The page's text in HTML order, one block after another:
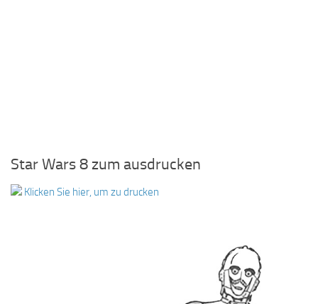
Star Wars 8 zum ausdrucken
Klicken Sie hier, um zu drucken